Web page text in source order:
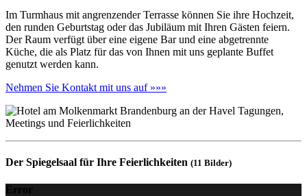
Im Turmhaus mit angrenzender Terrasse können Sie ihre Hochzeit,
den runden Geburtstag oder das Jubiläum mit Ihren Gästen feiern.
Der Raum verfügt über eine eigene Bar und eine abgetrennte
Küche, die als Platz für das von Ihnen mit uns geplante Buffet
genutzt werden kann.
Nehmen Sie Kontakt mit uns auf »»»
Der Spiegelsaal für Ihre Feierlichkeiten (11 Bilder)
Error